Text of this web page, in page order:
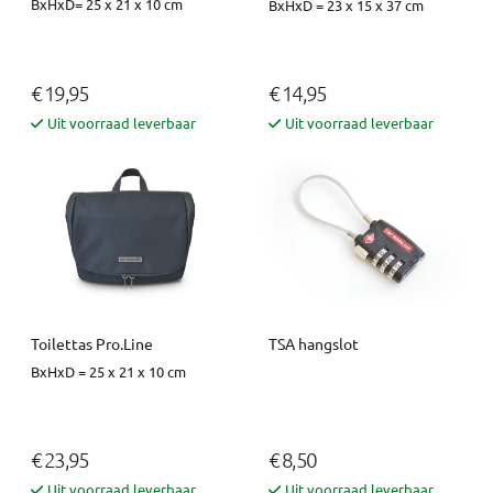
BxHxD= 25 x 21 x 10 cm
€ 19,95
Uit voorraad leverbaar
BxHxD = 23 x 15 x 37 cm
€ 14,95
Uit voorraad leverbaar
Toilettas Pro.Line
BxHxD = 25 x 21 x 10 cm
€ 23,95
Uit voorraad leverbaar
TSA hangslot
€ 8,50
Uit voorraad leverbaar